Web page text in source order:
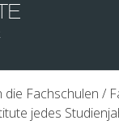
die Fachschulen /
jedes